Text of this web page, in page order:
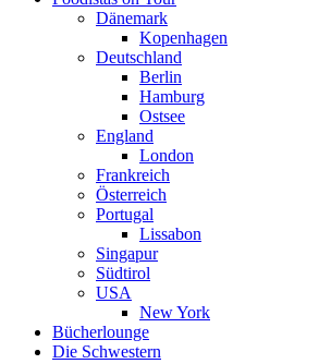
Dänemark
Kopenhagen
Deutschland
Berlin
Hamburg
Ostsee
England
London
Frankreich
Österreich
Portugal
Lissabon
Singapur
Südtirol
USA
New York
Bücherlounge
Die Schwestern